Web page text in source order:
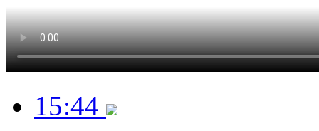
15:44